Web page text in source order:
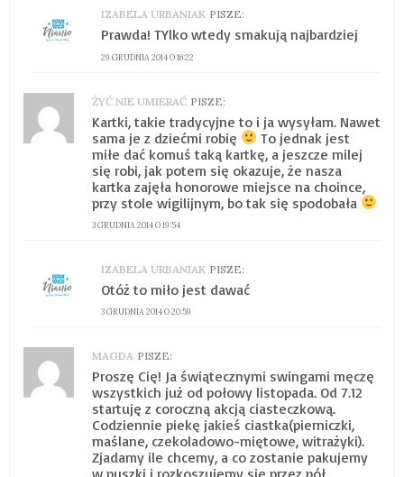
IZABELA URBANIAK PISZE:
29 GRUDNIA 2014 O 16:22
Prawda! TYlko wtedy smakują najbardziej
ŻYĆ NIE UMIERAĆ PISZE:
3 GRUDNIA 2014 O 19:54
Kartki, takie tradycyjne to i ja wysyłam. Nawet
sama je z dziećmi robię
To jednak jest
miłe dać komuś taką kartkę, a jeszcze milej
się robi, jak potem się okazuje, że nasza
kartka zajęła honorowe miejsce na choince,
przy stole wigilijnym, bo tak się spodobała
IZABELA URBANIAK PISZE:
3 GRUDNIA 2014 O 20:59
Otóż to miło jest dawać
MAGDA PISZE:
Proszę Cię! Ja świątecznymi swingami męczę
wszystkich już od połowy listopada. Od 7.12
startuję z coroczną akcją ciasteczkową.
Codziennie piekę jakieś ciastka(pierniczki,
maślane, czekoladowo-miętowe, witrażyki).
Zjadamy ile chcemy, a co zostanie pakujemy